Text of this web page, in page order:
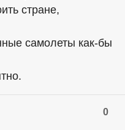
стране,
самолеты как-бы
0